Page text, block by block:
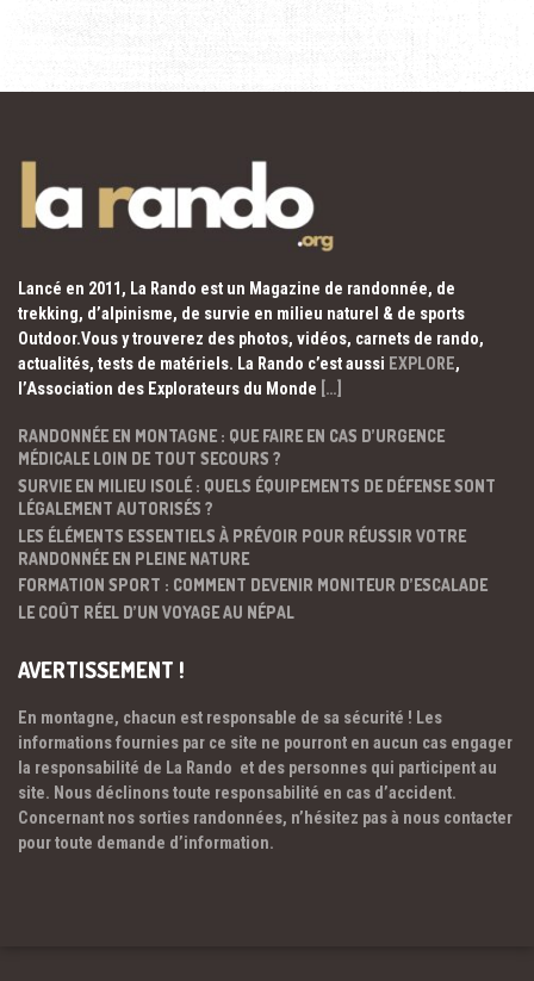
Lancé en 2011, La Rando est un Magazine de randonnée, de
trekking, d’alpinisme, de survie en milieu naturel & de sports
Outdoor.Vous y trouverez des photos, vidéos, carnets de rando,
actualités, tests de matériels. La Rando c’est aussi EXPLORE,
l’Association des Explorateurs du Monde […]
RANDONNÉE EN MONTAGNE : QUE FAIRE EN CAS D’URGENCE
MÉDICALE LOIN DE TOUT SECOURS ?
SURVIE EN MILIEU ISOLÉ : QUELS ÉQUIPEMENTS DE DÉFENSE SONT
LÉGALEMENT AUTORISÉS ?
LES ÉLÉMENTS ESSENTIELS À PRÉVOIR POUR RÉUSSIR VOTRE
RANDONNÉE EN PLEINE NATURE
FORMATION SPORT : COMMENT DEVENIR MONITEUR D’ESCALADE
LE COÛT RÉEL D’UN VOYAGE AU NÉPAL
AVERTISSEMENT !
En montagne, chacun est responsable de sa sécurité ! Les
informations fournies par ce site ne pourront en aucun cas engager
la responsabilité de La Rando et des personnes qui participent au
site. Nous déclinons toute responsabilité en cas d’accident.
Concernant nos sorties randonnées, n’hésitez pas à nous contacter
pour toute demande d’information.